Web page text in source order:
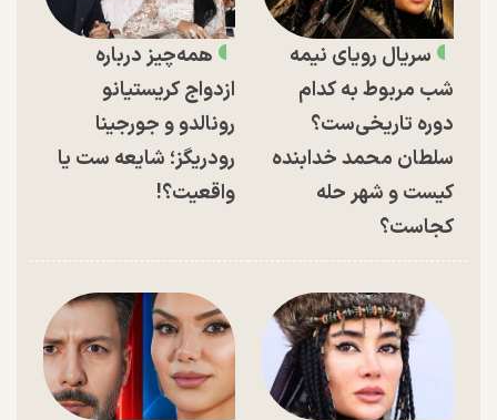
سریال رویای نیمه
شب مربوط به کدام
دوره تاریخی‌ست؟
سلطان محمد خدابنده
کیست و شهر حله
کجاست؟
همه‌چیز درباره
ازدواج کریستیانو
رونالدو و جورجینا
رودریگز؛ شایعه ست یا
واقعیت؟!